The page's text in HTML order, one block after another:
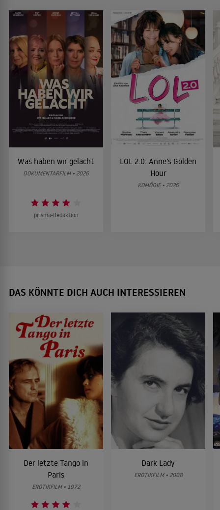
Was haben wir gelacht
DOKUMENTARFILM • 2026
prisma-Redaktion
LOL 2.0: Anne’s Golden
Hour
KOMÖDIE • 2026
DAS KÖNNTE DICH AUCH INTERESSIEREN
Der letzte Tango in
Paris
EROTIKFILM • 1972
Dark Lady
EROTIKFILM • 2008